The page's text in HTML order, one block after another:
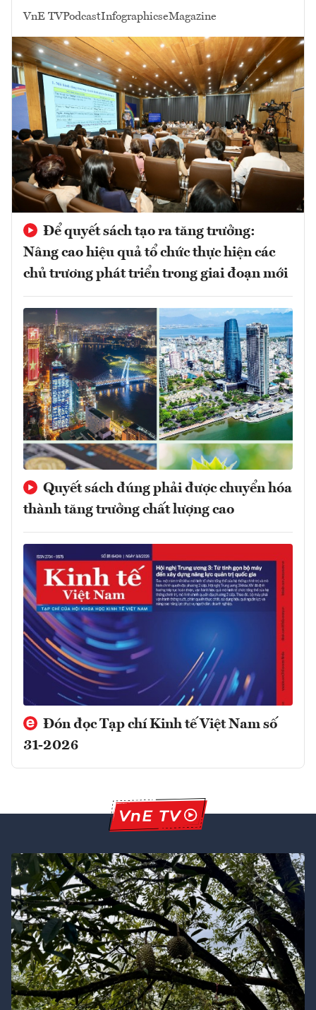
VnE TVPodcastInfographicseMagazine
Để quyết sách tạo ra tăng trưởng:
Nâng cao hiệu quả tổ chức thực hiện các
chủ trương phát triển trong giai đoạn mới
Quyết sách đúng phải được chuyển hóa
thành tăng trưởng chất lượng cao
Đón đọc Tạp chí Kinh tế Việt Nam số
31-2026